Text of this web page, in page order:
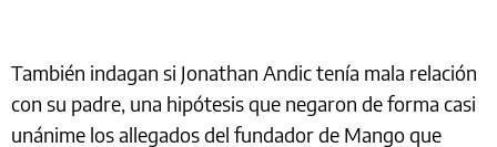
También indagan si Jonathan Andic tenía mala relación
con su padre, una hipótesis que negaron de forma casi
unánime los allegados del fundador de Mango que